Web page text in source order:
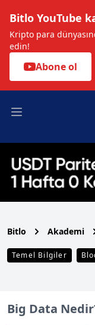
Bitlo YouTube
Kripto para
edin!
Abone ol
Open main menu
Bitlo Akademi
Temel Bilgiler
Big Data